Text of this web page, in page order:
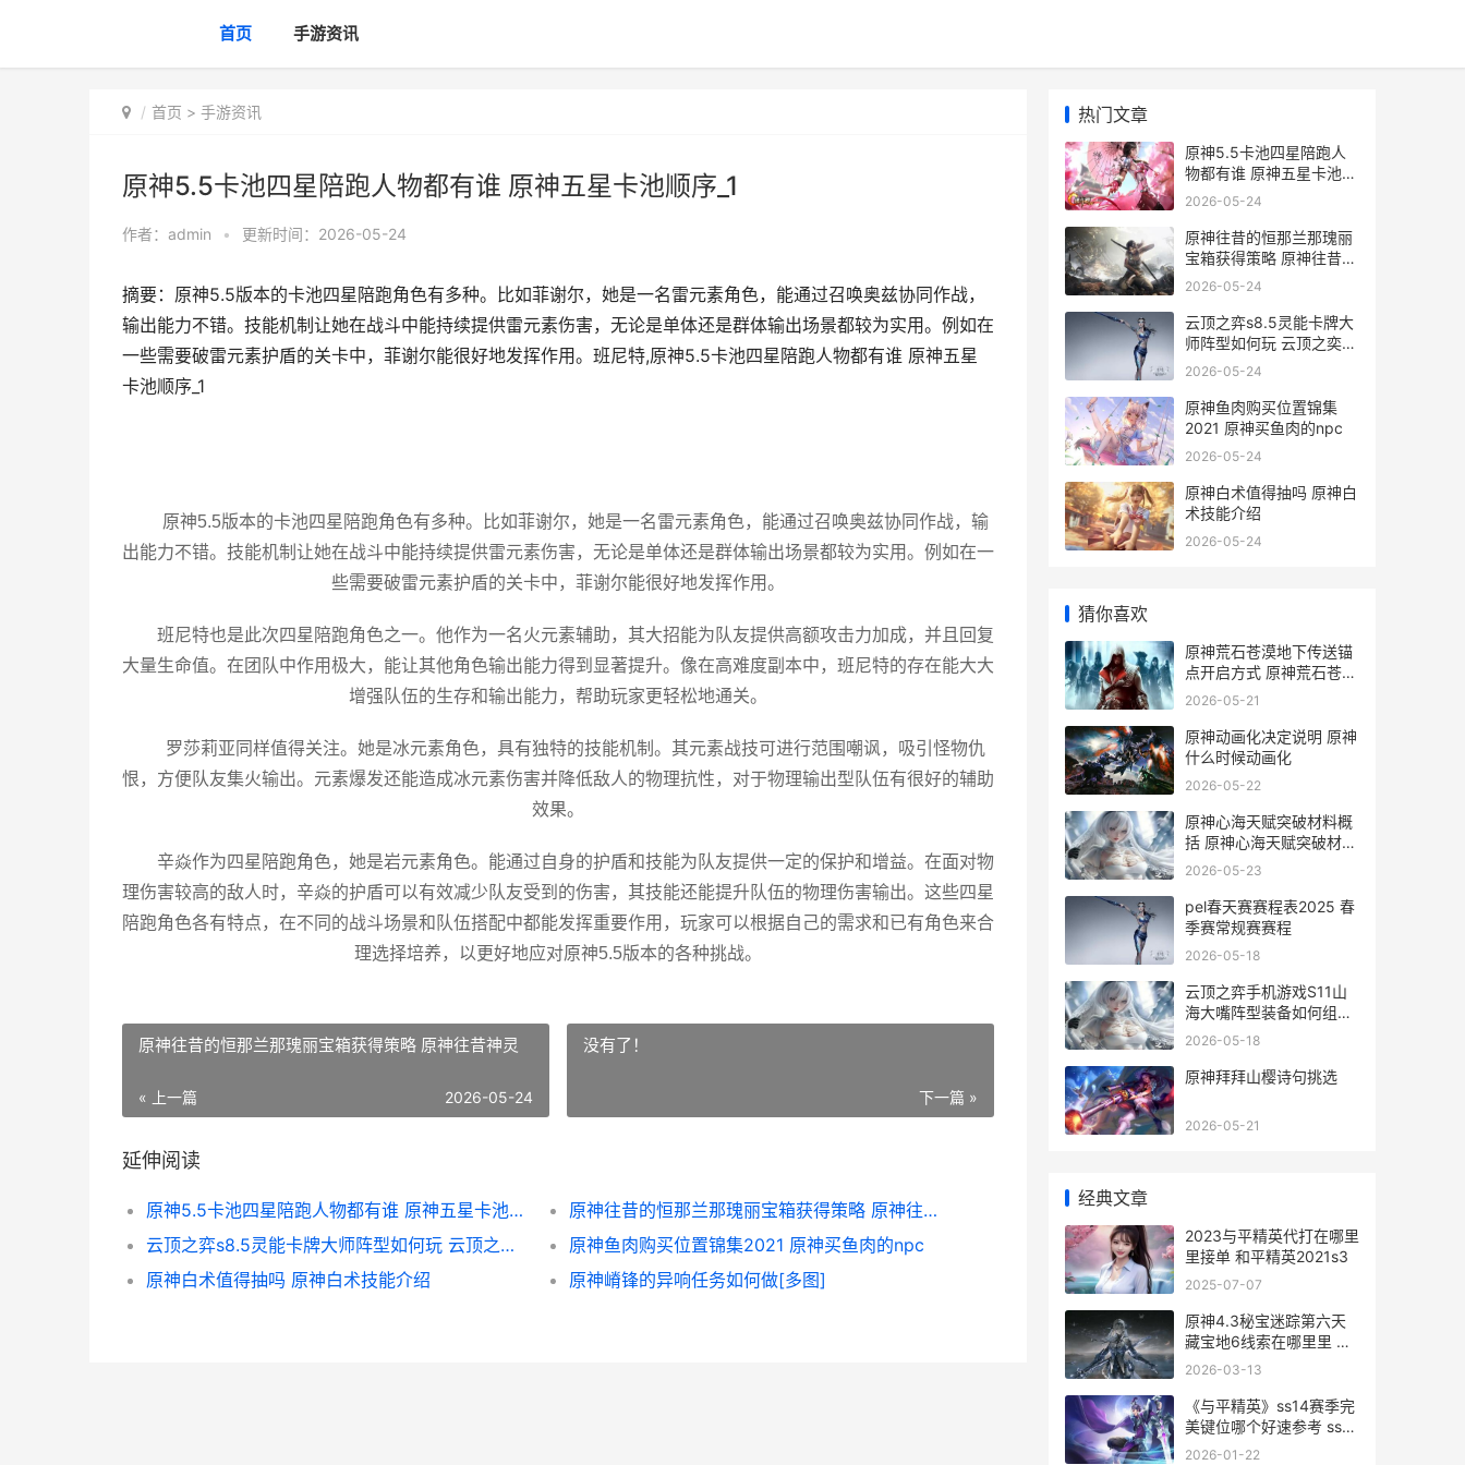
首页 手游资讯
首页 > 手游资讯
原神5.5卡池四星陪跑人物都有谁 原神五星卡池顺序_1
作者： admin • 更新时间：2026-05-24
摘要：原神5.5版本的卡池四星陪跑角色有多种。比如菲谢尔，她是一名雷元素角色，能通过召唤奥兹协同作战，
输出能力不错。技能机制让她在战斗中能持续提供雷元素伤害，无论是单体还是群体输出场景都较为实用。例如在
一些需要破雷元素护盾的关卡中，菲谢尔能很好地发挥作用。班尼特,原神5.5卡池四星陪跑人物都有谁 原神五星
卡池顺序_1
原神5.5版本的卡池四星陪跑角色有多种。比如菲谢尔，她是一名雷元素角色，能通过召唤奥兹协同作战，输
出能力不错。技能机制让她在战斗中能持续提供雷元素伤害，无论是单体还是群体输出场景都较为实用。例如在一
些需要破雷元素护盾的关卡中，菲谢尔能很好地发挥作用。
班尼特也是此次四星陪跑角色之一。他作为一名火元素辅助，其大招能为队友提供高额攻击力加成，并且回复
大量生命值。在团队中作用极大，能让其他角色输出能力得到显著提升。像在高难度副本中，班尼特的存在能大大
增强队伍的生存和输出能力，帮助玩家更轻松地通关。
罗莎莉亚同样值得关注。她是冰元素角色，具有独特的技能机制。其元素战技可进行范围嘲讽，吸引怪物仇
恨，方便队友集火输出。元素爆发还能造成冰元素伤害并降低敌人的物理抗性，对于物理输出型队伍有很好的辅助
效果。
辛焱作为四星陪跑角色，她是岩元素角色。能通过自身的护盾和技能为队友提供一定的保护和增益。在面对物
理伤害较高的敌人时，辛焱的护盾可以有效减少队友受到的伤害，其技能还能提升队伍的物理伤害输出。这些四星
陪跑角色各有特点，在不同的战斗场景和队伍搭配中都能发挥重要作用，玩家可以根据自己的需求和已有角色来合
理选择培养，以更好地应对原神5.5版本的各种挑战。
原神往昔的恒那兰那瑰丽宝箱获得策略 原神往昔神灵
« 上一篇 2026-05-24
没有了！
下一篇 »
延伸阅读
原神5.5卡池四星陪跑人物都有谁 原神五星卡池顺序_1
原神往昔的恒那兰那瑰丽宝箱获得策略 原神往昔神灵
云顶之弈s8.5灵能卡牌大师阵型如何玩 云顶之奕 灵风
原神鱼肉购买位置锦集2021 原神买鱼肉的npc
原神白术值得抽吗 原神白术技能介绍
原神嵴锋的异响任务如何做[多图]
热门文章
原神5.5卡池四星陪跑人
物都有谁 原神五星卡池顺
序_1
2026-05-24
原神往昔的恒那兰那瑰丽
宝箱获得策略 原神往昔神
灵
2026-05-24
云顶之弈s8.5灵能卡牌大
师阵型如何玩 云顶之奕
灵风
2026-05-24
原神鱼肉购买位置锦集
2021 原神买鱼肉的npc
2026-05-24
原神白术值得抽吗 原神白
术技能介绍
2026-05-24
猜你喜欢
原神荒石苍漠地下传送锚
点开启方式 原神荒石苍漠
地图上白色种子标记是什
2026-05-21
原神动画化决定说明 原神
什么时候动画化
2026-05-22
原神心海天赋突破材料概
括 原神心海天赋突破材料
一览
2026-05-23
pel春天赛赛程表2025 春
季赛常规赛赛程
2026-05-18
云顶之弈手机游戏S11山
海大嘴阵型装备如何组合
云顶之弈手机游戏怎么玩
2026-05-18
原神拜拜山樱诗句挑选
2026-05-21
经典文章
2023与平精英代打在哪里
里接单 和平精英2021s3
2025-07-07
原神4.3秘宝迷踪第六天
藏宝地6线索在哪里里 原
神2.0秘宝迷踪藏宝图4
2026-03-13
《与平精英》ss14赛季完
美键位哪个好速参考 ss7
和平精英
2026-01-22